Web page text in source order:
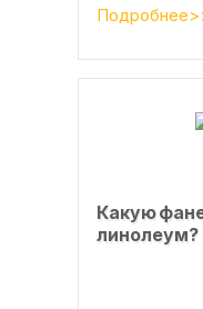
чистового и
Какую
линолеум?